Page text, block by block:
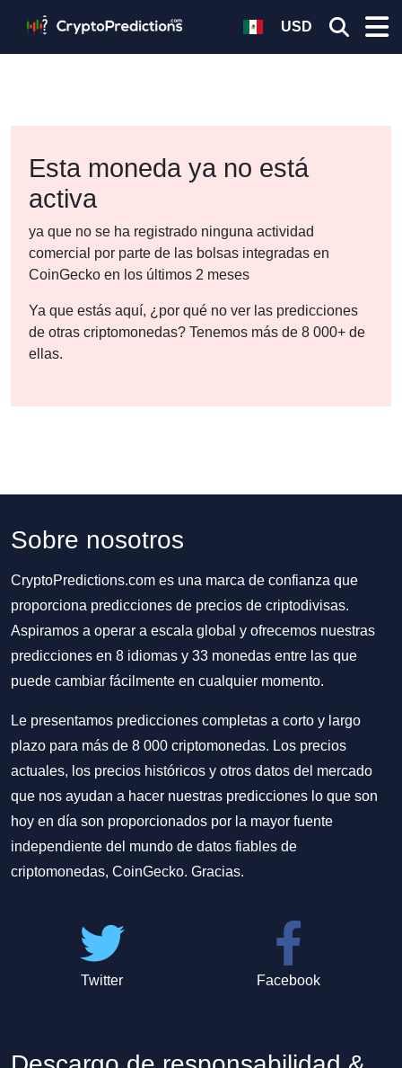
USD
Esta moneda ya no está
activa
ya que no se ha registrado ninguna actividad
comercial por parte de las bolsas integradas en
CoinGecko en los últimos 2 meses
Ya que estás aquí, ¿por qué no ver las predicciones
de otras criptomonedas? Tenemos más de 8 000+ de
ellas.
Sobre nosotros
CryptoPredictions.com es una marca de confianza que
proporciona predicciones de precios de criptodivisas.
Aspiramos a operar a escala global y ofrecemos nuestras
predicciones en 8 idiomas y 33 monedas entre las que
puede cambiar fácilmente en cualquier momento.
Le presentamos predicciones completas a corto y largo
plazo para más de 8 000 criptomonedas. Los precios
actuales, los precios históricos y otros datos del mercado
que nos ayudan a hacer nuestras predicciones lo que son
hoy en día son proporcionados por la mayor fuente
independiente del mundo de datos fiables de
criptomonedas, CoinGecko. Gracias.
Twitter Facebook